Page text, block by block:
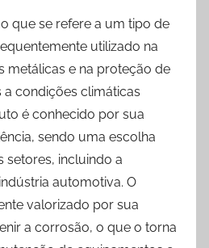
que se refere a um tipo de
utilizado na
metálicas e na proteção de
condições climáticas
é conhecido por sua
sendo uma escolha
setores, incluindo a
automotiva. O
valorizado por sua
a corrosão, o que o torna